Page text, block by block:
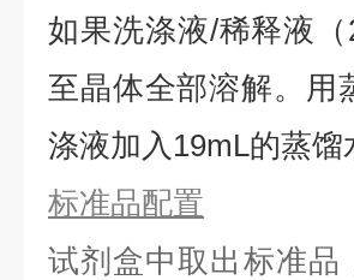
如果洗涤液/稀释液
⾄晶体全部溶解。用
涤液加入19mL的蒸馏
标准品配置
试剂盒中取出标准品